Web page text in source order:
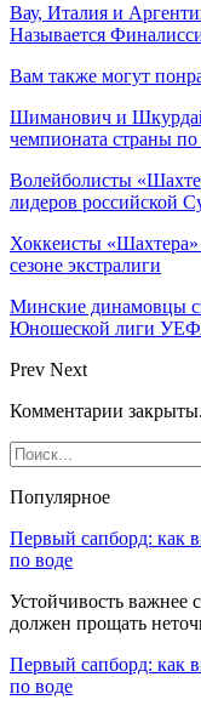
Вау, Италия и
Называется
Вам также могут
Шиманович и
чемпионата страны
Волейболисты
лидеров российской
Хоккеисты
сезоне экстралиги
Минские динамовцы
Юношеской лиги
Prev Next
Комментарии закрыты.
Популярное
Первый сапборд: как
по воде
Устойчивость важнее
должен прощать
Первый сапборд: как
по воде